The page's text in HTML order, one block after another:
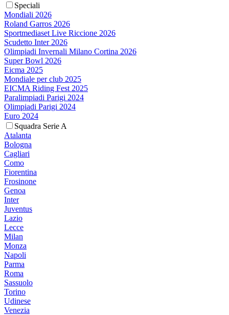
Speciali
Mondiali 2026
Roland Garros 2026
Sportmediaset Live Riccione 2026
Scudetto Inter 2026
Olimpiadi Invernali Milano Cortina 2026
Super Bowl 2026
Eicma 2025
Mondiale per club 2025
EICMA Riding Fest 2025
Paralimpiadi Parigi 2024
Olimpiadi Parigi 2024
Euro 2024
Squadra Serie A
Atalanta
Bologna
Cagliari
Como
Fiorentina
Frosinone
Genoa
Inter
Juventus
Lazio
Lecce
Milan
Monza
Napoli
Parma
Roma
Sassuolo
Torino
Udinese
Venezia